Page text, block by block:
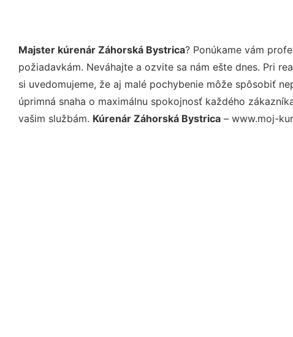
Majster kúrenár Záhorská Bystrica? Ponúkame vám
požiadavkám. Neváhajte a ozvite sa nám ešte dnes. Pri
si uvedomujeme, že aj malé pochybenie môže spôsobiť
úprimná snaha o maximálnu spokojnosť každého
vašim službám. Kúrenár Záhorská Bystrica – www.moj-